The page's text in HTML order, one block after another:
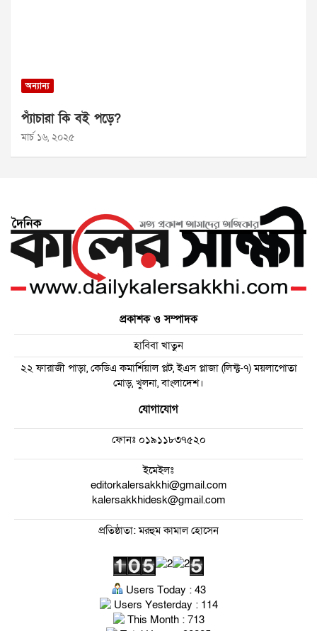
অন্যান্য
প্যাঁচারা কি বই পড়ে?
মার্চ ১৬, ২০২৫
প্রকাশক ও সম্পাদক
হাবিবা খাতুন
২২ ফারাজী পাড়া, কেডিএ কমার্শিয়াল প্লট, ইএস প্লাজা (লিফ্ট-৭) ময়লাপোতা
মোড়, খুলনা, বাংলাদেশ।
যোগাযোগ
ফোনঃ০১৯১১৮৩৭৫২০
ইমেইলঃ
editorkalersakkhi@gmail.com
kalersakkhidesk@gmail.com
প্রতিষ্ঠাতা: মরহুম কামাল হোসেন
Users Today : 43
Users Yesterday : 114
This Month : 713